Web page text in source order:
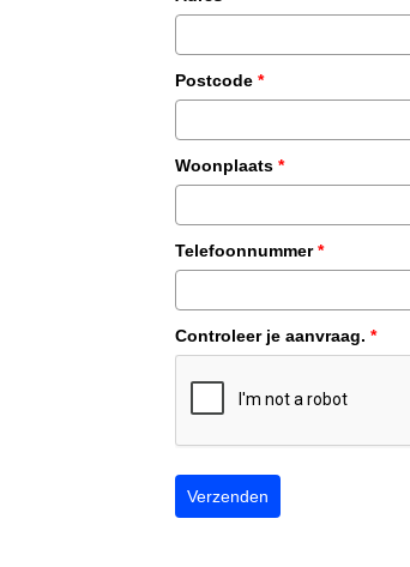
Postcode *
Woonplaats *
Telefoonnummer*
Controleer je aanvraag. *
Verzenden